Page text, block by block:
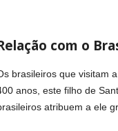
com o
brasileiros que visitam
anos, este filho de
atribuem a ele